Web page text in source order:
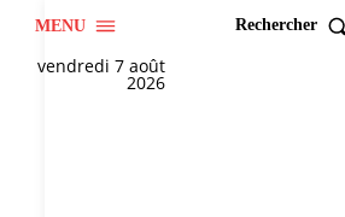
MENU Rechercher
vendredi 7 août
2026